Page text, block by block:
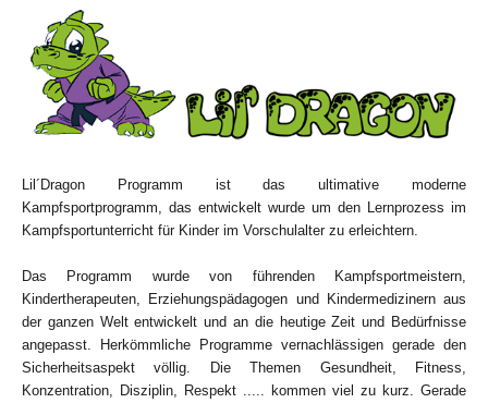
Lil´Dragon Programm ist das ultimative moderne
Kampfsportprogramm, das entwickelt wurde um den Lernprozess im
Kampfsportunterricht für Kinder im Vorschulalter zu erleichtern.
Das Programm wurde von führenden Kampfsportmeistern,
Kindertherapeuten, Erziehungspädagogen und Kindermedizinern aus
der ganzen Welt entwickelt und an die heutige Zeit und Bedürfnisse
angepasst. Herkömmliche Programme vernachlässigen gerade den
Sicherheitsaspekt völlig. Die Themen Gesundheit, Fitness,
Konzentration, Disziplin, Respekt ..... kommen viel zu kurz. Gerade